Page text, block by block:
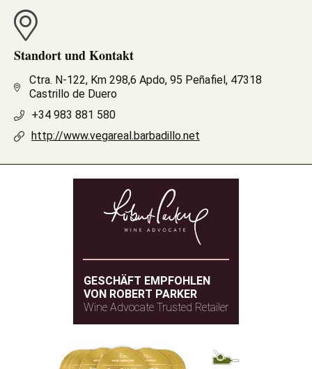
Standort und Kontakt
Ctra. N-122, Km 298,6 Apdo, 95 Peñafiel, 47318
Castrillo de Duero
+34 983 881 580
http://www.vegareal.barbadillo.net
GESCHÄFT EMPFOHLEN
VON ROBERT PARKER
Wine Advocate Trusted Retailer